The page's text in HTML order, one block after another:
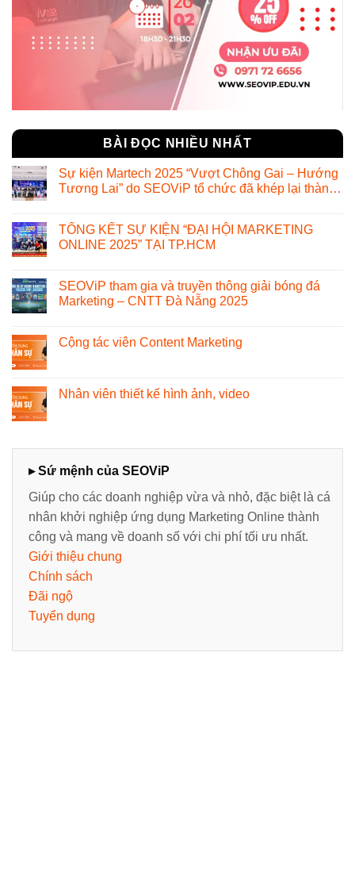
BÀI ĐỌC NHIỀU NHẤT
Sự kiện Martech 2025 “Vượt Chông Gai – Hướng
Tương Lai” do SEOViP tổ chức đã khép lại thành
TỔNG KẾT SỰ KIỆN “ĐẠI HỘI MARKETING
ONLINE 2025” TẠI TP.HCM
SEOViP tham gia và truyền thông giải bóng đá
Marketing – CNTT Đà Nẵng 2025
Cộng tác viên Content Marketing
Nhân viên thiết kế hình ảnh, video
▸ Sứ mệnh của SEOViP
Giúp cho các doanh nghiệp vừa và nhỏ, đặc biệt là cá
nhân khởi nghiệp ứng dụng Marketing Online thành
công và mang về doanh số với chi phí tối ưu nhất.
Giới thiệu chung
Chính sách
Đãi ngộ
Tuyển dụng